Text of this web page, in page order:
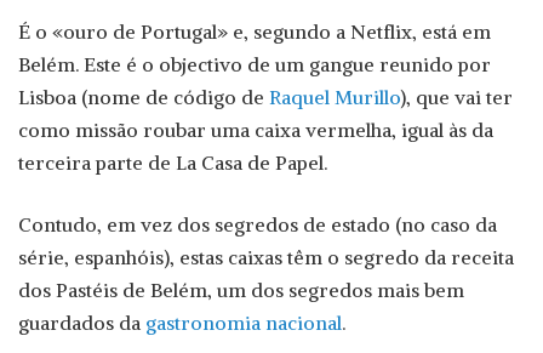
É o «ouro de Portugal» e, segundo a Netflix, está em
Belém. Este é o objectivo de um gangue reunido por
Lisboa (nome de código de Raquel Murillo), que vai ter
como missão roubar uma caixa vermelha, igual às da
terceira parte de La Casa de Papel.
Contudo, em vez dos segredos de estado (no caso da
série, espanhóis), estas caixas têm o segredo da receita
dos Pastéis de Belém, um dos segredos mais bem
guardados da gastronomia nacional.